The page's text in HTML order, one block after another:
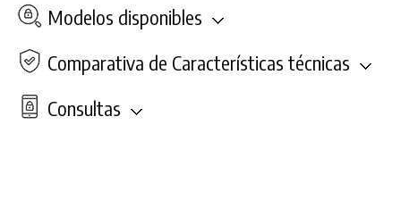
Modelos disponibles
Comparativa de Características técnicas
Consultas